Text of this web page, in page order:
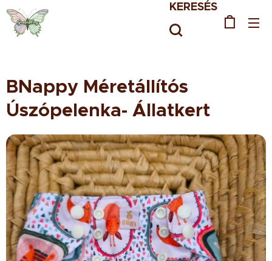
KERESÉS
BNappy Méretállítós
Úszópelenka- Állatkert